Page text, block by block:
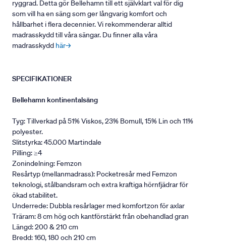
ryggrad. Detta gör Bellehamn till ett självklart val för dig
som vill ha en säng som ger långvarig komfort och
hållbarhet i flera decennier. Vi rekommenderar alltid
madrasskydd till våra sängar. Du finner alla våra
madrasskydd här→
SPECIFIKATIONER
Bellehamn kontinentalsäng
Tyg: Tillverkad på 51% Viskos, 23% Bomull, 15% Lin och 11%
polyester.
Slitstyrka: 45.000 Martindale
Pilling: ≥4
Zonindelning: Femzon
Resårtyp (mellanmadrass): Pocketresår med Femzon
teknologi, stålbandsram och extra kraftiga hörnfjädrar för
ökad stabilitet.
Underrede: Dubbla resårlager med komfortzon för axlar
Träram: 8 cm hög och kantförstärkt från obehandlad gran
Längd: 200 & 210 cm
Bredd: 160, 180 och 210 cm